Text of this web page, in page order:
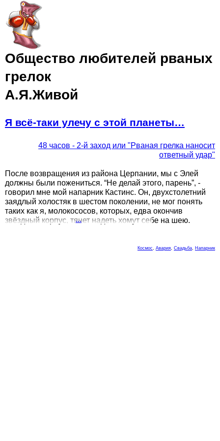
Общество любителей рваных
грелок
А.Я.Живой
Я всё-таки улечу с этой планеты…
48 часов - 2-й заход или "Рваная грелка наносит
ответный удар"
После возвращения из района Церпании, мы с Элей
должны были пожениться. “Не делай этого, парень”, -
говорил мне мой напарник Кастинс. Он, двухстолетний
заядлый холостяк в шестом поколении, не мог понять
таких как я, молокососов, которых, едва окончив
звёздный корпус, тянет надеть хомут себе на шею.
...
Космос Авария Свадьба Напарник